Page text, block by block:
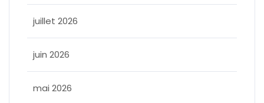
juillet 2026
juin 2026
mai 2026